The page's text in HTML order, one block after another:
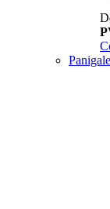
Panigale